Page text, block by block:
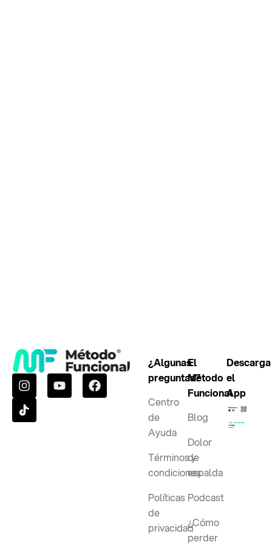
¿Algunas
preguntas?
Centro
de
Ayuda
Términos y
condiciones
Políticas
de
privacidad
El
Método
Funcional
Blog
Dolor
de
espalda
Podcast
¿Cómo
perder
Descarga
el
App